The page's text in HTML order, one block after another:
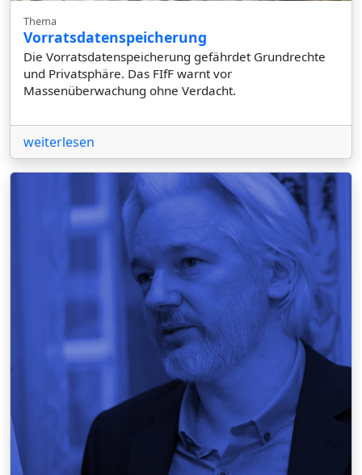
Thema
Vorratsdatenspeicherung
Die Vorratsdatenspeicherung gefährdet Grundrechte
und Privatsphäre. Das FIfF warnt vor
Massenüberwachung ohne Verdacht.
weiterlesen